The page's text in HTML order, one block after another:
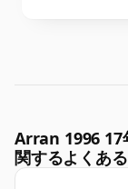
Arran 1996
関するよくあ